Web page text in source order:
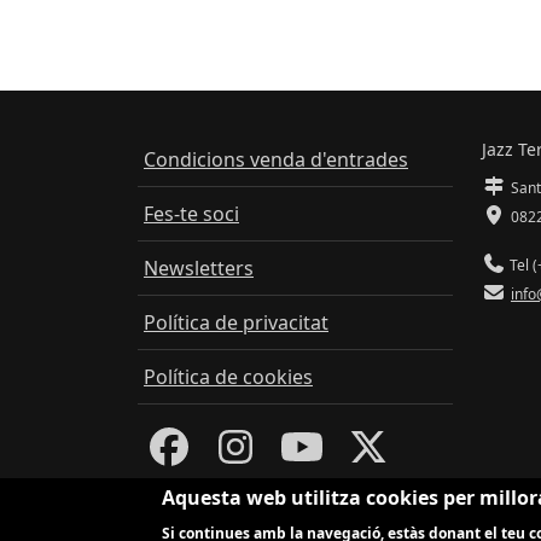
Condicions venda d'entrades
Fes-te soci
Newsletters
Política de privacitat
Política de cookies
Jazz
Tel
Aquesta web utilitza cookies per
Si continues amb la navegació, estàs donant el teu